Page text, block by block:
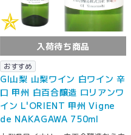
入荷待ち商品
おすすめ
GI山梨 山梨ワイン 白ワイン 辛
口 甲州 白百合醸造 ロリアンワ
イン L'ORIENT 甲州 Vigne
de NAKAGAWA 750ml